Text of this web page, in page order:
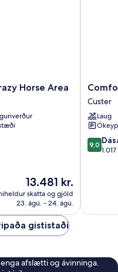
Horse Area
Verðið
er
13.481 kr.
13.481 kr.
skatta og gjöld
23. ágú. - 24. ágú.
Comfort
Inn
&
Suites
Custer
-
Crazy
Custer
Laug
9.0
af
9,0
gististaði
afslætti og ávinninga.